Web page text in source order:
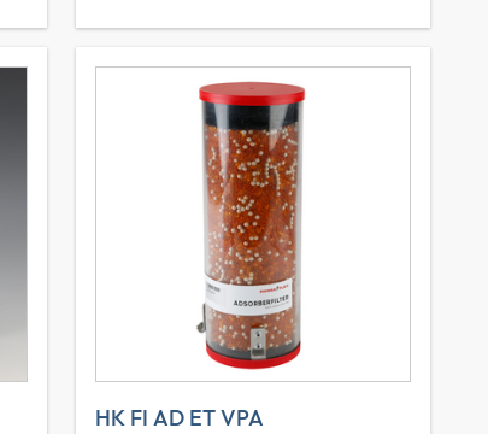
HK FI AD ET VPA